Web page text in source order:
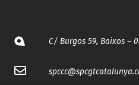
C/ Burgos 59, Baixos –
spccc@